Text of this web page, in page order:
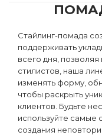
Стайлинг-помада
поддерживать
всего дня,
стилистов, наша
изменять форму,
чтобы раскрыть
клиентов. Будьте
используйте самые
создания